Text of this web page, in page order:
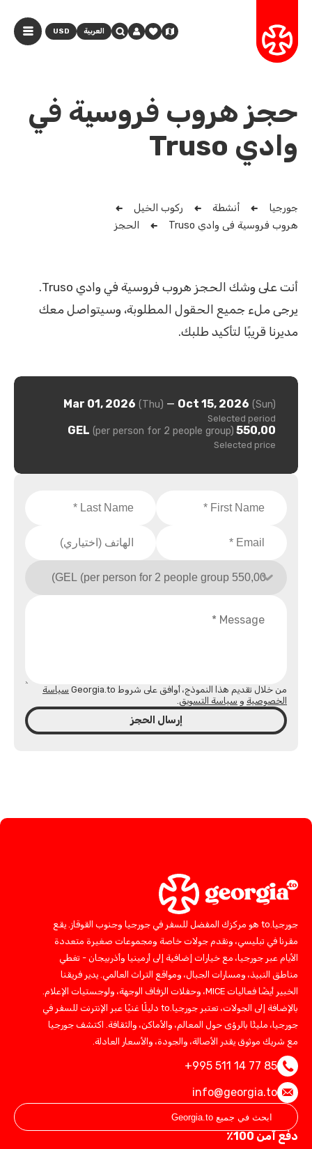
العربية USD
حجز هروب فروسية في
وادي Truso
جورجيا أنشطة
ركوب الخيل
هروب فروسية في وادي Truso
الحجز
أنت على وشك الحجز هروب فروسية في وادي Truso.
يرجى ملء جميع الحقول المطلوبة، وسيتواصل معك
مديرنا قريبًا لتأكيد طلبك.
من خلال تقديم هذا النموذج، أوافق على شروط Georgia.to
سياسة
الخصوصية و سياسة التسويق.
إرسال الحجز
Mar 01, 2026 (Thu) — Oct 15, 2026 (Sun)
Selected period
550,00 GEL
(per person for 2 people group)
Selected price
جورجيا.to هو مركزك المفضل للسفر في جورجيا وجنوب القوقاز. يقع
مقرنا في تبليسي، ونقدم جولات خاصة ومجموعات صغيرة متعددة
الأيام عبر جورجيا، مع خيارات إضافية إلى أرمينيا وأذربيجان - تغطي
مناطق النبيذ، ومسارات الجبال، ومواقع التراث العالمي. يدير فريقنا
الخبير أيضًا فعاليات MICE، وحفلات الزفاف الوجهة، ولوجستيات الإعلام.
بالإضافة إلى الجولات، تعتبر جورجيا.to دليلًا غنيًا عبر الإنترنت للسفر في
جورجيا، مليئًا بالرؤى حول المعالم، والأماكن، والثقافة. اكتشف جورجيا
مع شريك موثوق يقدر الأصالة، والجودة، والأسعار العادلة.
+995 511 14 77 85
info@georgia.to
دفع آمن 100٪